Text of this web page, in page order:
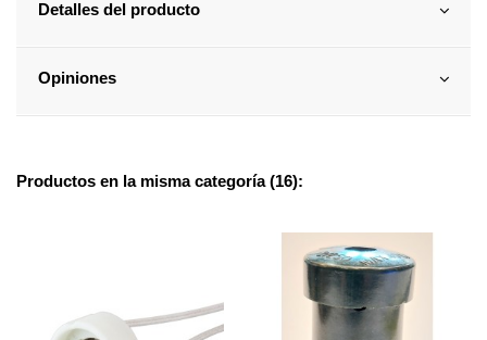
Detalles del producto
Opiniones
Productos en la misma categoría (16):